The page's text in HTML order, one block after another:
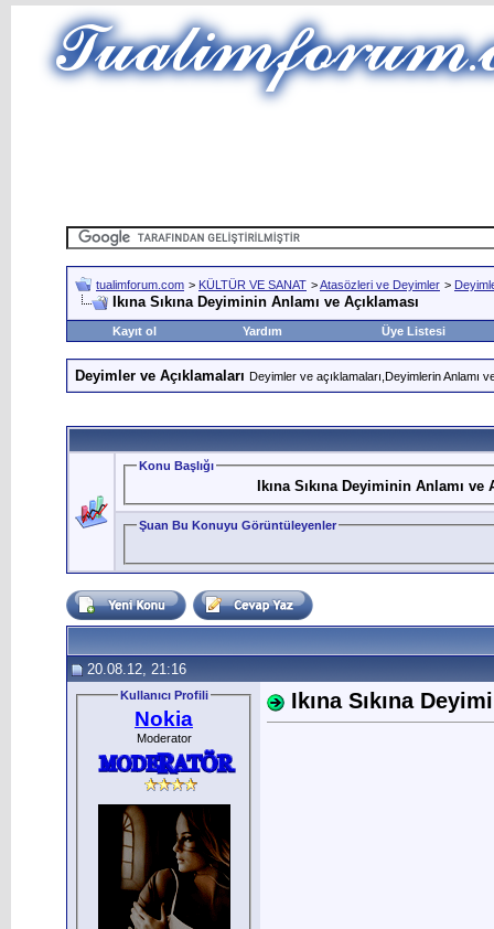
tualimforum.com > KÜLTÜR VE SANAT >Atasözleri ve Deyimler >
Ikına Sıkına Deyiminin Anlamı ve Açıklaması
Kayıt ol Yardım Üye Listesi
Deyimler ve Açıklamaları Deyimler ve açıklamaları,Deyimlerin Anlamı
Konu Başlığı
Ikına Sıkına Deyiminin Anlamı ve
Şuan Bu Konuyu Görüntüleyenler
20.08.12, 21:16
Kullanıcı Profili
Nokia
Moderator
Ikına Sıkına